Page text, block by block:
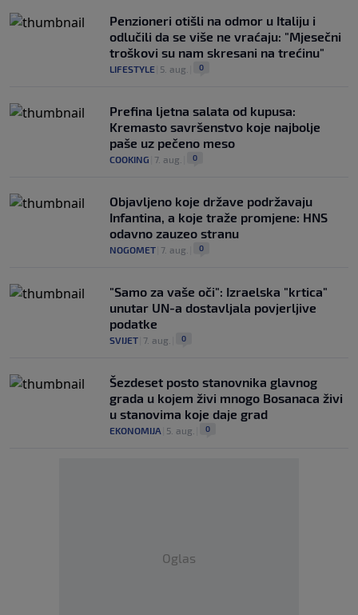
Penzioneri otišli na odmor u Italiju i
odlučili da se više ne vraćaju: "Mjesečni
troškovi su nam skresani na trećinu"
LIFESTYLE 5. aug. 0
Prefina ljetna salata od kupusa:
Kremasto savršenstvo koje najbolje
paše uz pečeno meso
COOKING 7. aug. 0
Objavljeno koje države podržavaju
Infantina, a koje traže promjene: HNS
odavno zauzeo stranu
NOGOMET 7. aug. 0
"Samo za vaše oči": Izraelska "krtica"
unutar UN-a dostavljala povjerljive
podatke
SVIJET 7. aug. 0
Šezdeset posto stanovnika glavnog
grada u kojem živi mnogo Bosanaca živi
u stanovima koje daje grad
EKONOMIJA 5. aug. 0
Oglas